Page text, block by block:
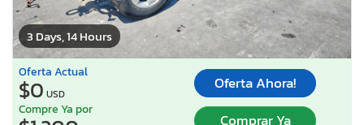
3 Days, 14 Hours
Oferta Actual
$0 USD
Oferta Ahora!
Compre Ya por
Comprar Ya